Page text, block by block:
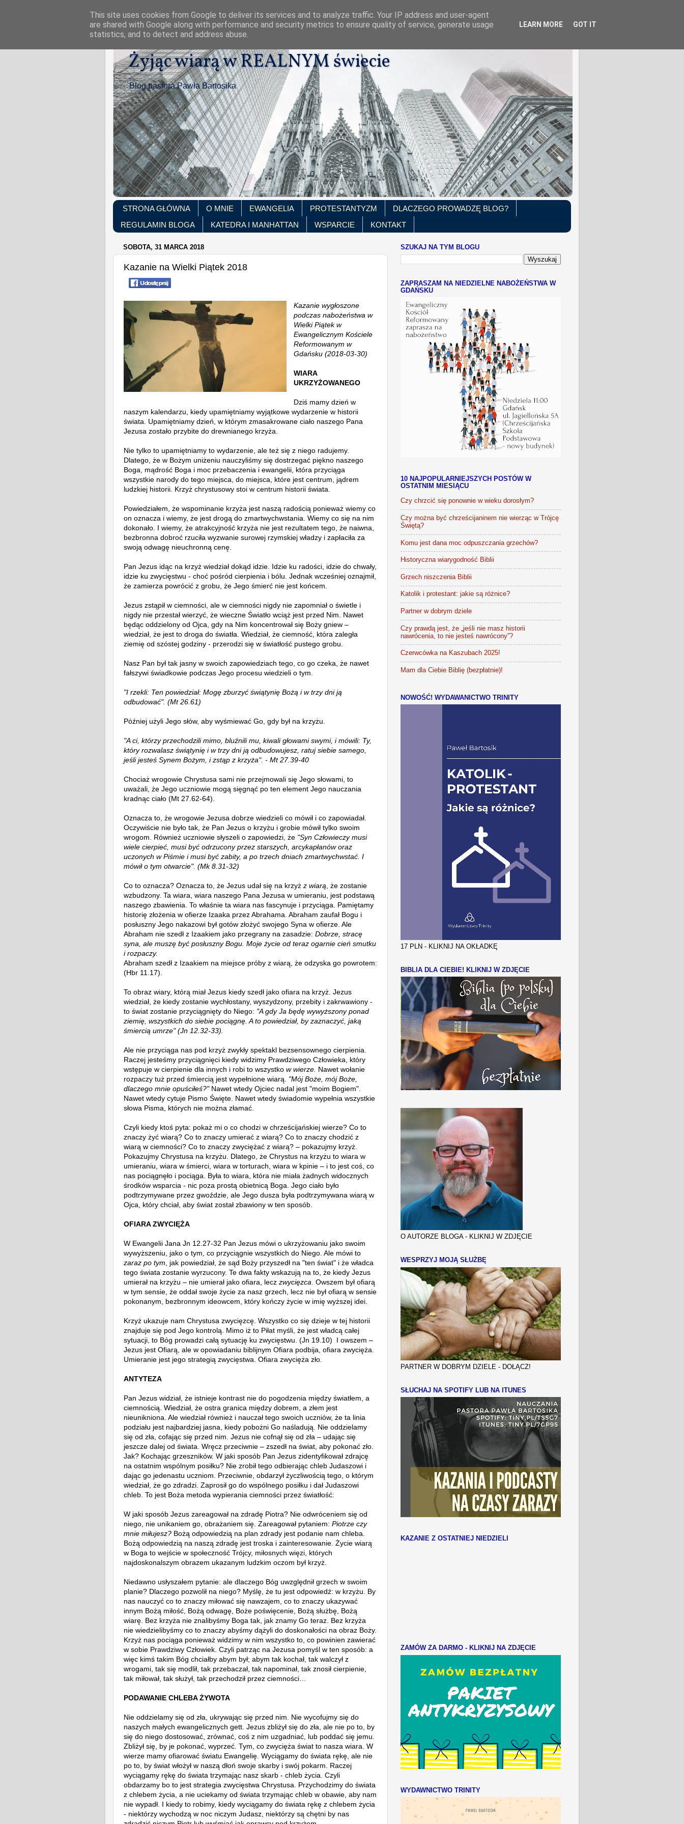
Żyjąc wiarą w REALNYM świecie
Blog pastora Pawła Bartosika
STRONA GŁÓWNA O MNIE EWANGELIA PROTESTANTYZM
DLACZEGO PROWADZĘ BLOG?
REGULAMIN BLOGA
KATEDRA I MANHATTAN WSPARCIE KONTAKT
SOBOTA, 31 MARCA 2018
Kazanie na Wielki Piątek 2018
Kazanie wygłoszone
podczas nabożeństwa w
Wielki Piątek w
Ewangelicznym Kościele
Reformowanym w
Gdańsku (2018-03-30)
WIARA
UKRZYŻOWANEGO
Dziś mamy dzień w
naszym kalendarzu, kiedy upamiętniamy wyjątkowe wydarzenie w historii
świata. Upamiętniamy dzień, w którym zmasakrowane ciało naszego Pana
Jezusa zostało przybite do drewnianego krzyża.
Nie tylko to upamiętniamy to wydarzenie, ale też się z niego radujemy.
Dlatego, że w Bożym uniżeniu nauczyliśmy się dostrzegać piękno naszego
Boga, mądrość Boga i moc przebaczenia i ewangelii, która przyciąga
wszystkie narody do tego miejsca, do miejsca, które jest centrum, jądrem
ludzkiej historii. Krzyż chrystusowy stoi w centrum historii świata.
Powiedziałem, że wspominanie krzyża jest naszą radością ponieważ wiemy co
on oznacza i wiemy, że jest drogą do zmartwychwstania. Wiemy co się na nim
dokonało. I wiemy, że atrakcyjność krzyża nie jest rezultatem tego, że naiwna,
bezbronna dobroć rzuciła wyzwanie surowej rzymskiej władzy i zapłaciła za
swoją odwagę nieuchronną cenę.
Pan Jezus idąc na krzyż wiedział dokąd idzie. Idzie ku radości, idzie do chwały,
idzie ku zwycięstwu - choć pośród cierpienia i bólu. Jednak wcześniej oznajmił,
że zamierza powrócić z grobu, że Jego śmierć nie jest końcem.
Jezus zstąpił w ciemności, ale w ciemności nigdy nie zapomniał o świetle i
nigdy nie przestał wierzyć, że wieczne Światło wciąż jest przed Nim. Nawet
będąc oddzielony od Ojca, gdy na Nim koncentrował się Boży gniew –
wiedział, że jest to droga do światła. Wiedział, że ciemność, która zaległa
ziemię od szóstej godziny - przerodzi się w światłość pustego grobu.
Nasz Pan był tak jasny w swoich zapowiedziach tego, co go czeka, że nawet
fałszywi świadkowie podczas Jego procesu wiedzieli o tym.
"I rzekli: Ten powiedział: Mogę zburzyć świątynię Bożą i w trzy dni ją
odbudować". (Mt 26.61)
Później użyli Jego słów, aby wyśmiewać Go, gdy był na krzyżu.
"A ci, którzy przechodzili mimo, bluźnili mu, kiwali głowami swymi, i mówili: Ty,
który rozwalasz świątynię i w trzy dni ją odbudowujesz, ratuj siebie samego,
jeśli jesteś Synem Bożym, i zstąp z krzyża". - Mt 27.39-40
Chociaż wrogowie Chrystusa sami nie przejmowali się Jego słowami, to
uważali, że Jego uczniowie mogą sięgnąć po ten element Jego nauczania
kradnąc ciało (Mt 27.62-64).
Oznacza to, że wrogowie Jezusa dobrze wiedzieli co mówił i co zapowiadał.
Oczywiście nie było tak, że Pan Jezus o krzyżu i grobie mówił tylko swoim
wrogom. Również uczniowie słyszeli o zapowiedzi, że "Syn Człowieczy musi
wiele cierpieć, musi być odrzucony przez starszych, arcykapłanów oraz
uczonych w Piśmie i musi być zabity, a po trzech dniach zmartwychwstać. I
mówił o tym otwarcie". (Mk 8.31-32)
Co to oznacza? Oznacza to, że Jezus udał się na krzyż z wiarą , że zostanie
wzbudzony. Ta wiara, wiara naszego Pana Jezusa w umieraniu, jest podstawą
naszego zbawienia. To właśnie ta wiara nas fascynuje i przyciąga. Pamiętamy
historię złożenia w ofierze Izaaka przez Abrahama. Abraham zaufał Bogu i
posłuszny Jego nakazowi był gotów złożyć swojego Syna w ofierze. Ale
Abraham nie szedł z Izaakiem jako przegrany na zasadzie: Dobrze, stracę
syna, ale muszę być posłuszny Bogu. Moje życie od teraz ogarnie cień smutku
i rozpaczy.
Abraham szedł z Izaakiem na miejsce próby z wiarą, że odzyska go powrotem:
(Hbr 11.17).
To obraz wiary, którą miał Jezus kiedy szedł jako ofiara na krzyż. Jezus
wiedział, że kiedy zostanie wychłostany, wyszydzony, przebity i zakrwawiony -
to świat zostanie przyciągnięty do Niego: "A gdy Ja będę wywyższony ponad
ziemię, wszystkich do siebie pociągnę. A to powiedział, by zaznaczyć, jaką
śmiercią umrze" (Jn 12.32-33).
Ale nie przyciąga nas pod krzyż zwykły spektakl bezsensownego cierpienia.
Raczej jesteśmy przyciągnięci kiedy widzimy Prawdziwego Człowieka, który
wstępuje w cierpienie dla innych i robi to wszystko w wierze. Nawet wołanie
rozpaczy tuż przed śmiercią jest wypełnione wiarą. "Mój Boże, mój Boże,
dlaczego mnie opuściłeś?"Nawet wtedy Ojciec nadal jest "moim Bogiem".
Nawet wtedy cytuje Pismo Święte. Nawet wtedy świadomie wypełnia wszystkie
słowa Pisma, których nie można złamać.
Czyli kiedy ktoś pyta: pokaż mi o co chodzi w chrześcijańskiej wierze? Co to
znaczy żyć wiarą? Co to znaczy umierać z wiarą? Co to znaczy chodzić z
wiarą w ciemności? Co to znaczy zwyciężać z wiarą? – pokazujmy krzyż.
Pokazujmy Chrystusa na krzyżu. Dlatego, że Chrystus na krzyżu to wiara w
umieraniu, wiara w śmierci, wiara w torturach, wiara w kpinie – i to jest coś, co
nas pociągnęło i pociąga. Była to wiara, która nie miała żadnych widocznych
środków wsparcia - nic poza prostą obietnicą Boga. Jego ciało było
podtrzymywane przez gwoździe, ale Jego dusza była podtrzymywana wiarą w
Ojca, który chciał, aby świat został zbawiony w ten sposób.
OFIARA ZWYCIĘŻA
W Ewangelii Jana Jn 12.27-32 Pan Jezus mówi o ukrzyżowaniu jako swoim
wywyższeniu, jako o tym, co przyciągnie wszystkich do Niego. Ale mówi to
zaraz po tym , jak powiedział, że sąd Boży przyszedł na "ten świat" i że władca
tego świata zostanie wyrzucony. Te dwa fakty wskazują na to, że kiedy Jezus
umierał na krzyżu – nie umierał jako ofiara, lecz zwycięzca . Owszem był ofiarą
w tym sensie, że oddał swoje życie za nasz grzech, lecz nie był ofiarą w sensie
pokonanym, bezbronnym ideowcem, który kończy życie w imię wyższej idei.
Krzyż ukazuje nam Chrystusa zwycięzcę. Wszystko co się dzieje w tej historii
znajduje się pod Jego kontrolą. Mimo iż to Piłat myśli, że jest władcą całej
sytuacji, to Bóg prowadzi całą sytuację ku zwycięstwu. (Jn 19.10) I owszem –
Jezus jest Ofiarą, ale w opowiadaniu biblijnym Ofiara podbija, ofiara zwycięża.
Umieranie jest jego strategią zwycięstwa. Ofiara zwycięża zło.
ANTYTEZA
Pan Jezus widział, że istnieje kontrast nie do pogodzenia między światłem, a
ciemnością. Wiedział, że ostra granica między dobrem, a złem jest
nieunikniona. Ale wiedział również i nauczał tego swoich uczniów, że ta linia
podziału jest najbardziej jasna, kiedy pobożni Go naśladują. Nie oddzielamy
się od zła, cofając się przed nim. Jezus nie cofnął się od zła – udając się
jeszcze dalej od świata. Wręcz przeciwnie – zszedł na świat, aby pokonać zło.
Jak? Kochając grzeszników. W jaki sposób Pan Jezus zidentyfikował zdrajcę
na ostatnim wspólnym posiłku? Nie zrobił tego odbierając chleb Judaszowi i
dając go jedenastu uczniom. Przeciwnie, obdarzył życzliwością tego, o którym
wiedział, że go zdradzi. Zaprosił go do wspólnego posiłku i dał Judaszowi
chleb. To jest Boża metoda wypierania ciemności przez światłość:
W jaki sposób Jezus zareagował na zdradę Piotra? Nie odwróceniem się od
niego, nie unikaniem go, obrażaniem się. Zareagował pytaniem: Piotrze czy
mnie miłujesz? Bożą odpowiedzią na plan zdrady jest podanie nam chleba.
Bożą odpowiedzią na naszą zdradę jest troska i zainteresowanie. Życie wiarą
w Boga to wejście w społeczność Trójcy, miłosnych więzi, których
najdoskonalszym obrazem ukazanym ludzkim oczom był krzyż.
Niedawno usłyszałem pytanie: ale dlaczego Bóg uwzględnił grzech w swoim
planie? Dlaczego pozwolił na niego? Myślę, że tu jest odpowiedź: w krzyżu. By
nas nauczyć co to znaczy miłować się nawzajem, co to znaczy ukazywać
innym Bożą miłość, Bożą odwagę, Boże poświęcenie, Bożą służbę, Bożą
wiarę. Bez krzyża nie znalibyśmy Boga tak, jak znamy Go teraz. Bez krzyża
nie wiedzielibyśmy co to znaczy abyśmy dążyli do doskonałości na obraz Boży.
Krzyż nas pociąga ponieważ widzimy w nim wszystko to, co powinien zawierać
w sobie Prawdziwy Człowiek. Czyli patrząc na Jezusa pomyśl w ten sposób: a
więc kimś takim Bóg chciałby abym był; abym tak kochał, tak walczył z
wrogami, tak się modlił, tak przebaczał, tak napominał, tak znosił cierpienie,
tak miłował, tak służył, tak przechodził przez ciemności…
PODAWANIE CHLEBA ŻYWOTA
Nie oddzielamy się od zła, ukrywając się przed nim. Nie wycofujmy się do
naszych małych ewangelicznych gett. Jezus zbliżył się do zła, ale nie po to, by
się do niego dostosować, zrównać, coś z nim uzgadniać, lub poddać się jemu.
Zbliżył się, by je pokonać, wyprzeć. Tym, co zwycięża świat to nasza wiara. W
wierze mamy ofiarować światu Ewangelię. Wyciągamy do świata rękę, ale nie
po to, by świat włożył w naszą dłoń swoje skarby i swój pokarm. Raczej
wyciągamy rękę do świata trzymając nasz skarb - chleb życia. Czyli
obdarzamy bo to jest strategia zwycięstwa Chrystusa. Przychodzimy do świata
z chlebem życia, a nie uciekamy od świata trzymając chleb w obawie, aby nam
nie wypadł. I kiedy to robimy, kiedy wyciągamy do świata rękę z chlebem życia
- niektórzy wychodzą w noc niczym Judasz, niektórzy są chętni by nas
SZUKAJ NA TYM BLOGU
ZAPRASZAM NA NIEDZIELNE NABOŻEŃSTWA W
GDAŃSKU
10 NAJPOPULARNIEJSZYCH POSTÓW W
OSTATNIM MIESIĄCU
Czy chrzcić się ponownie w wieku dorosłym?
Czy można być chrześcijaninem nie wierząc w Trójcę
Świętą?
Komu jest dana moc odpuszczania grzechów?
Historyczna wiarygodność Biblii
Grzech niszczenia Biblii
Katolik i protestant: jakie są różnice?
Partner w dobrym dziele
Czy prawdą jest, że „jeśli nie masz historii
nawrócenia, to nie jesteś nawrócony”?
Czerwcówka na Kaszubach 2025!
Mam dla Ciebie Biblię (bezpłatnie)!
NOWOŚĆ! WYDAWANICTWO TRINITY
17 PLN - KLIKNIJ NA OKŁADKĘ
BIBLIA DLA CIEBIE! KLIKNIJ W ZDJĘCIE
O AUTORZE BLOGA - KLIKNIJ W ZDJĘCIE
WESPRZYJ MOJĄ SŁUŻBĘ
PARTNER W DOBRYM DZIELE - DOŁĄCZ!
SŁUCHAJ NA SPOTIFY LUB NA ITUNES
KAZANIE Z OSTATNIEJ NIEDZIELI
ZAMÓW ZA DARMO - KLIKNIJ NA ZDJĘCIE
WYDAWNICTWO TRINITY
This site uses cookies from Google to deliver its services and to analyze traffic. Your IP address and user-agent
are shared with Google along with performance and security metrics to ensure quality of service, generate usage
statistics, and to detect and address abuse.
LEARN MORE GOT IT